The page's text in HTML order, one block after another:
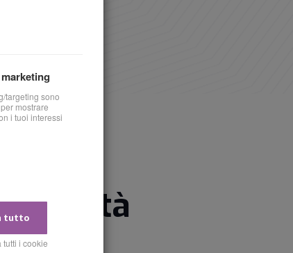
targeting sono
mostrare
i tuoi interessi
tutto
tutti i cookie